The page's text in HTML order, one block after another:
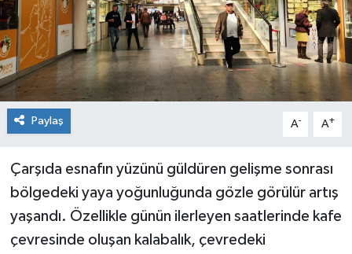
Paylaş A- A+
Çarşıda esnafın yüzünü güldüren gelişme sonrası
bölgedeki yaya yoğunluğunda gözle görülür artış
yaşandı. Özellikle günün ilerleyen saatlerinde kafe
çevresinde oluşan kalabalık, çevredeki